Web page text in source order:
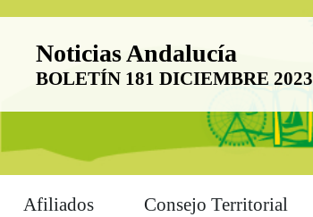
Boletín Noticias Andalucía
Noticias Andalucía
BOLETÍN 181 DICIEMBRE 2023
Afiliados Consejo Territorial